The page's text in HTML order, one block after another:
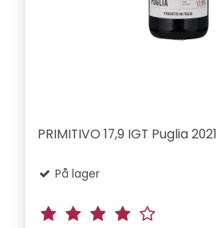
PRIMITIVO 17,9 IGT Puglia 2021
På lager